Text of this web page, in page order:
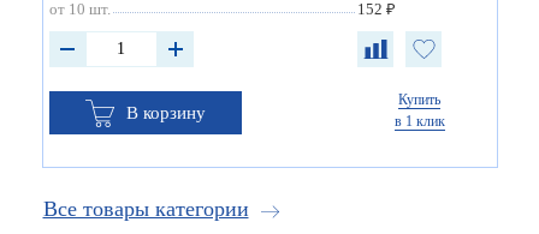
от 10 шт. 152 ₽
В корзину
Купить
в 1 клик
Все товары категории